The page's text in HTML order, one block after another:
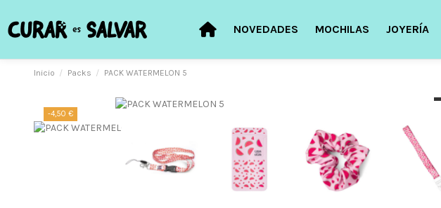
NOVEDADES MOCHILAS JOYERÍA
Inicio Packs PACK WATERMELON 5
-4,50 €